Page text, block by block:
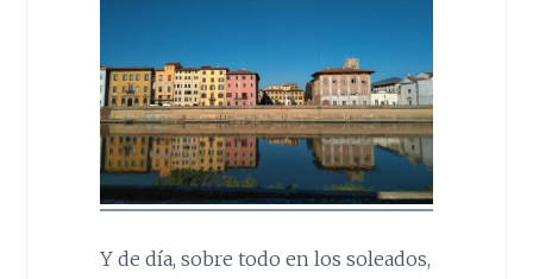
Y de día, sobre todo en los soleados,